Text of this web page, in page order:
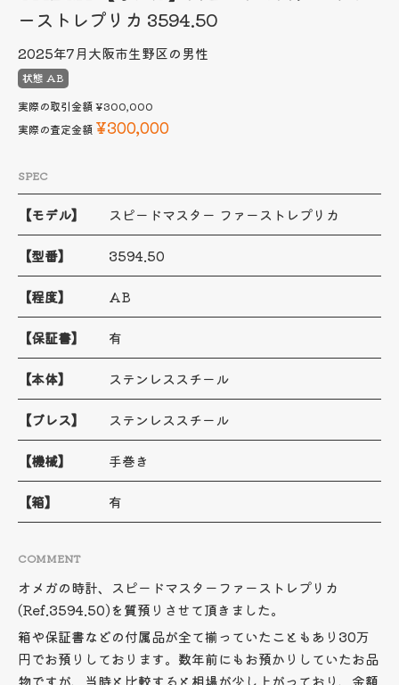
ーストレプリカ 3594.50
2025年7月大阪市生野区の男性
状態 AB
実際の取引金額¥300,000
実際の査定金額 ¥300,000
SPEC
【モデル】 スピードマスター ファーストレプリカ
【型番】 3594.50
【程度】 AB
【保証書】 有
【本体】 ステンレススチール
【ブレス】 ステンレススチール
【機械】 手巻き
【箱】 有
COMMENT
オメガの時計、スピードマスターファーストレプリカ
(Ref.3594.50)を質預りさせて頂きました。
箱や保証書などの付属品が全て揃っていたこともあり30万
円でお預りしております。数年前にもお預かりしていたお品
物ですが、当時と比較すると相場が少し上がっており、金額